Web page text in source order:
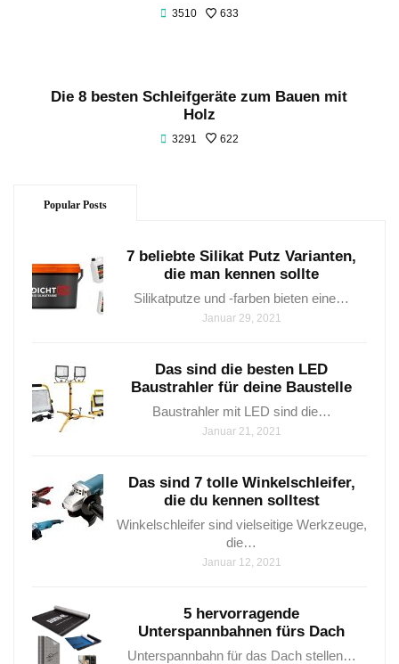
3510 633
Die 8 besten Schleifgeräte zum Bauen mit
Holz
3291 622
Popular Posts
7 beliebte Silikat Putz Varianten,
die man kennen sollte
Silikatputze und -farben bieten eine…
Januar 29, 2021
Das sind die besten LED
Baustrahler für deine Baustelle
Baustrahler mit LED sind⁤ die…
Januar 21, 2021
Das sind 7 tolle Winkelschleifer,
die du kennen solltest
Winkelschleifer sind vielseitige Werkzeuge,
die…
Januar 12, 2021
5 hervorragende
Unterspannbahnen fürs Dach
Unterspannbahn für das Dach stellen…